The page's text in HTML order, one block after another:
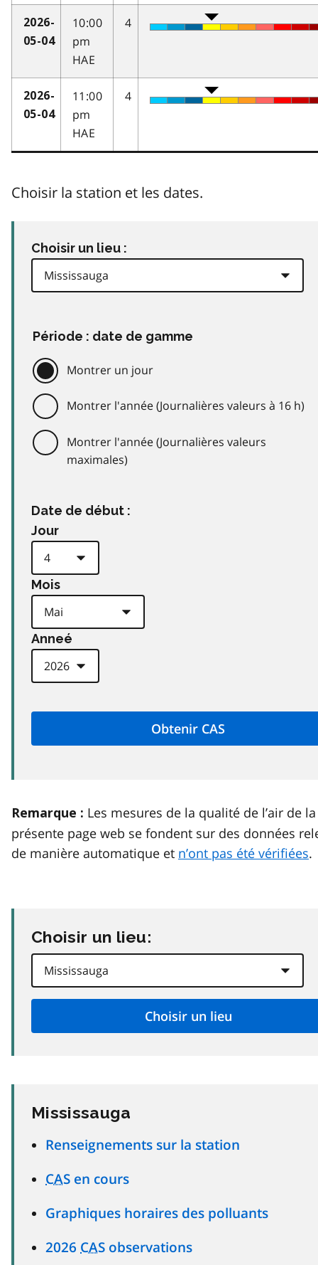
2026-
05-04
10:00
pm
HAE
4
2026-
05-04
11:00
pm
HAE
4
Choisir la station et les dates.
Choisir un lieu :
Période : date de gamme
Montrer un jour
Montrer l'année (Journalières valeurs à 16 h)
Montrer l'année (Journalières valeurs
maximales)
Date de début :
Jour
Mois
Anneé
Remarque : Les mesures de la qualité de l’air de la
présente page web se fondent sur des données
de manière automatique et n’ont pas été vérifiées.
Choisir un lieu:
Mississauga
Renseignements sur la station
CAS en cours
Graphiques horaires des polluants
2026 CAS observations